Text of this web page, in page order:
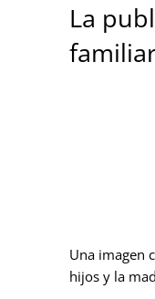
La
Una imagen
hijos y la